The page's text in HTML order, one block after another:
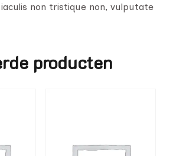
non tristique non, vulputate
producten